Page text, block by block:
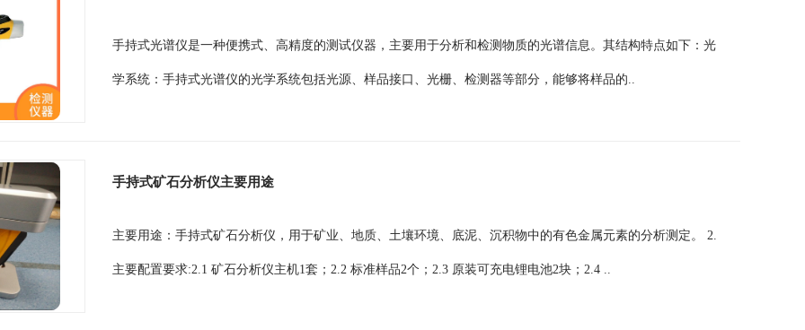
手持式光谱仪是一种便携式、高精度的测试仪器，主要用于分析和检测物质的光谱信息。其结构特点如下：光
学系统：手持式光谱仪的光学系统包括光源、样品接口、光栅、检测器等部分，能够将样品的..
手持式矿石分析仪主要用途
主要用途：手持式矿石分析仪，用于矿业、地质、土壤环境、底泥、沉积物中的有色金属元素的分析测定。 2.
主要配置要求:2.1 矿石分析仪主机1套；2.2 标准样品2个；2.3 原装可充电锂电池2块；2.4 ..